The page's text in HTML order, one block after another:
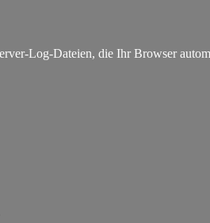
Log-Dateien, die Ihr Browser